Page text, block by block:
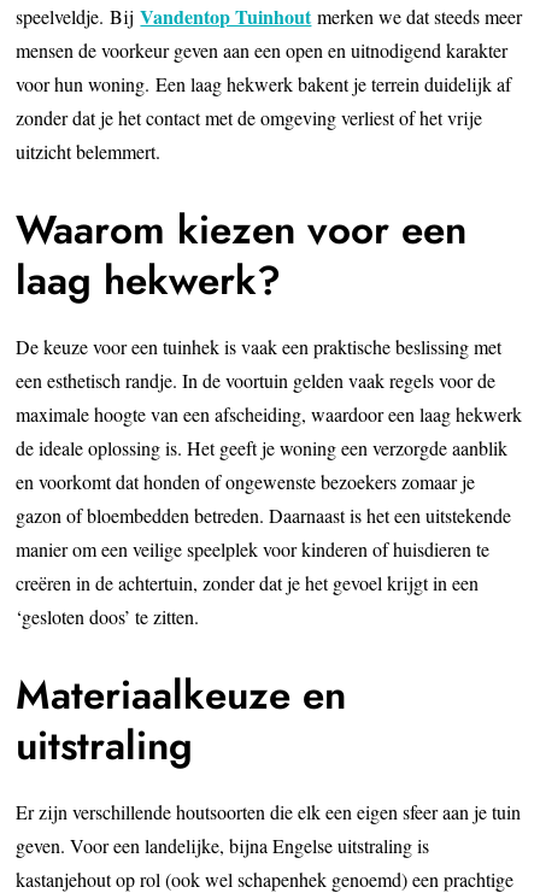
speelveldje. BijVandentop Tuinhoutmerken we dat steeds meer
mensen de voorkeur geven aan een open en uitnodigend karakter
voor hun woning. Een laag hekwerk bakent je terrein duidelijk af
zonder dat je het contact met de omgeving verliest of het vrije
uitzicht belemmert.
Waarom kiezen voor een
laag hekwerk?
De keuze voor een tuinhek is vaak een praktische beslissing met
een esthetisch randje. In de voortuin gelden vaak regels voor de
maximale hoogte van een afscheiding, waardoor een laag hekwerk
de ideale oplossing is. Het geeft je woning een verzorgde aanblik
en voorkomt dat honden of ongewenste bezoekers zomaar je
gazon of bloembedden betreden. Daarnaast is het een uitstekende
manier om een veilige speelplek voor kinderen of huisdieren te
creëren in de achtertuin, zonder dat je het gevoel krijgt in een
‘gesloten doos’ te zitten.
Materiaalkeuze en
uitstraling
Er zijn verschillende houtsoorten die elk een eigen sfeer aan je tuin
geven. Voor een landelijke, bijna Engelse uitstraling is
kastanjehout op rol (ook wel schapenhek genoemd) een prachtige